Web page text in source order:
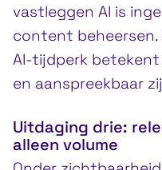
vastleggen AI is
content
AI-tijdperk
en aanspreekbaar
Uitdaging drie:
alleen volume